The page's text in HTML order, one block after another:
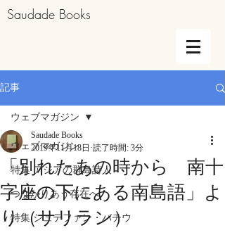
Saudade Books
記事
ウェブマガジン
特集 アジアの群島詩人
つながりあう存在へ
特集 シュテファン・バチウ
ウェブマガジン
「別れたあの時から 南十
字座の下にある南島語」よ
り（サリラン）
Saudade Books
2019年11月18日 読了時間: 3分